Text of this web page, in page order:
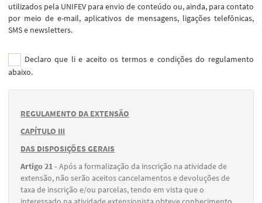
utilizados pela UNIFEV para envio de conteúdo ou, ainda, para contato
por meio de e-mail, aplicativos de mensagens, ligações telefônicas,
SMS e newsletters.
Declaro que li e aceito os termos e condições do regulamento
abaixo.
REGULAMENTO DA EXTENSÃO
CAPÍTULO III
DAS DISPOSIÇÕES GERAIS
Artigo 21 -Após a formalização da inscrição na atividade de
extensão, não serão aceitos cancelamentos e devoluções de
taxa de inscrição e/ou parcelas, tendo em vista que o